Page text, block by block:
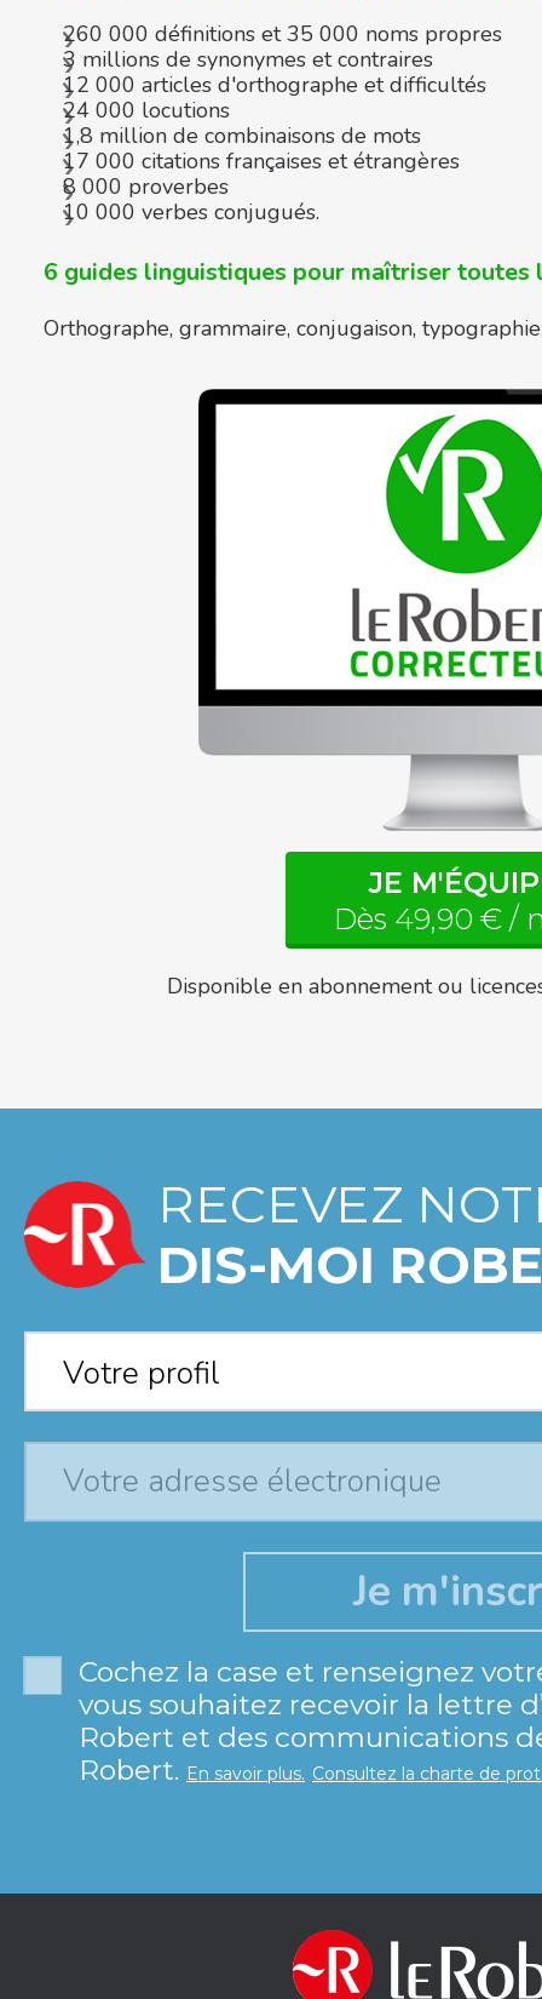
260 000 définitions et 35 000 noms propres
3 millions de synonymes et contraires
12 000 articles d'orthographe et difficultés
24 000 locutions
1,8 million de combinaisons de mots
17 000 citations françaises et étrangères
8 000 proverbes
10 000 verbes conjugués.
6 guides linguistiques pour maîtriser toutes
Orthographe, grammaire, conjugaison,
JE
Dès 49,90 € /
Disponible en abonnement ou
RECEVEZ
DIS-MOI
Votre profil*
Votre profil
Cochez la case et renseignez
vous souhaitez recevoir la lettre
Robert et des communications
Robert. En savoir plus. Consultez la charte de